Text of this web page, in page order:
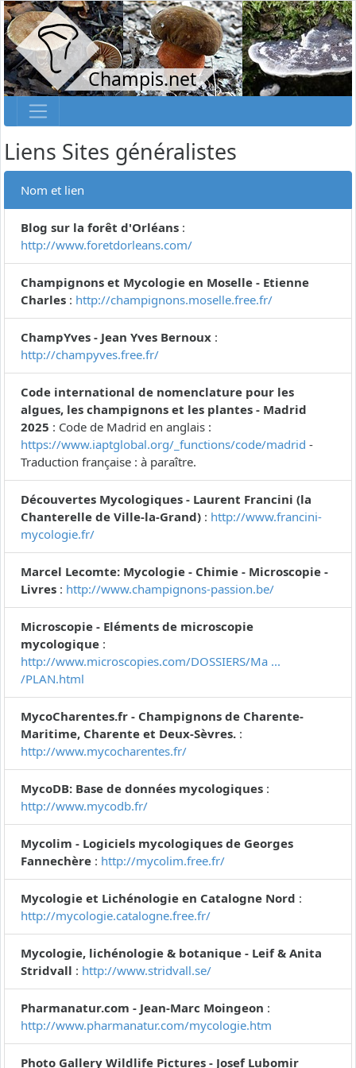
Champis.net
Liens Sites généralistes
Nom et lien
Blog sur la forêt d'Orléans :
http://www.foretdorleans.com/
Champignons et Mycologie en Moselle - Etienne
Charles : http://champignons.moselle.free.fr/
ChampYves - Jean Yves Bernoux :
http://champyves.free.fr/
Code international de nomenclature pour les
algues, les champignons et les plantes - Madrid
2025 : Code de Madrid en anglais :
https://www.iaptglobal.org/_functions/code/madrid -
Traduction française : à paraître.
Découvertes Mycologiques - Laurent Francini (la
Chanterelle de Ville-la-Grand) : http://www.francini-
mycologie.fr/
Marcel Lecomte: Mycologie - Chimie - Microscopie -
Livres : http://www.champignons-passion.be/
Microscopie - Eléments de microscopie
mycologique :
http://www.microscopies.com/DOSSIERS/Ma ...
/PLAN.html
MycoCharentes.fr - Champignons de Charente-
Maritime, Charente et Deux-Sèvres. :
http://www.mycocharentes.fr/
MycoDB: Base de données mycologiques :
http://www.mycodb.fr/
Mycolim - Logiciels mycologiques de Georges
Fannechère : http://mycolim.free.fr/
Mycologie et Lichénologie en Catalogne Nord :
http://mycologie.catalogne.free.fr/
Mycologie, lichénologie & botanique - Leif & Anita
Stridvall : http://www.stridvall.se/
Pharmanatur.com - Jean-Marc Moingeon :
http://www.pharmanatur.com/mycologie.htm
Photo Gallery Wildlife Pictures - Josef Lubomir